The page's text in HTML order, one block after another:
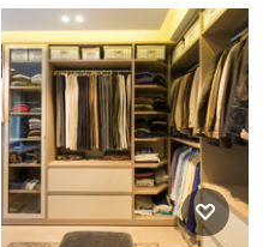
Großer, Neutraler Country
Begehbarer Kleiderschrank
mit hellem Holzboden in
Sonstige